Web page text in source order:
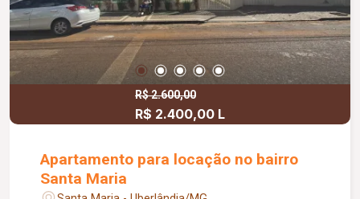
R$ 2.600,00
R$ 2.400,00 L
Apartamento para locação no bairro
Santa Maria